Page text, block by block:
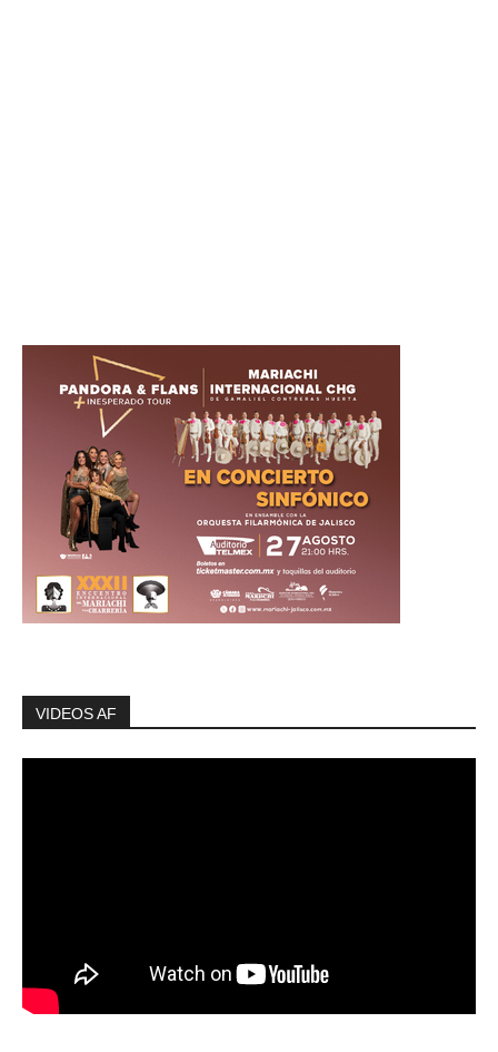
VIDEOS AF